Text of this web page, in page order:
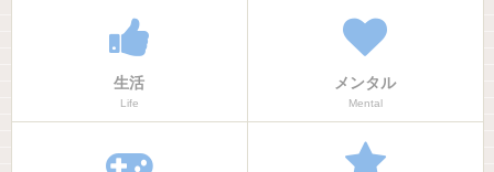
生活
Life
メンタル
Mental